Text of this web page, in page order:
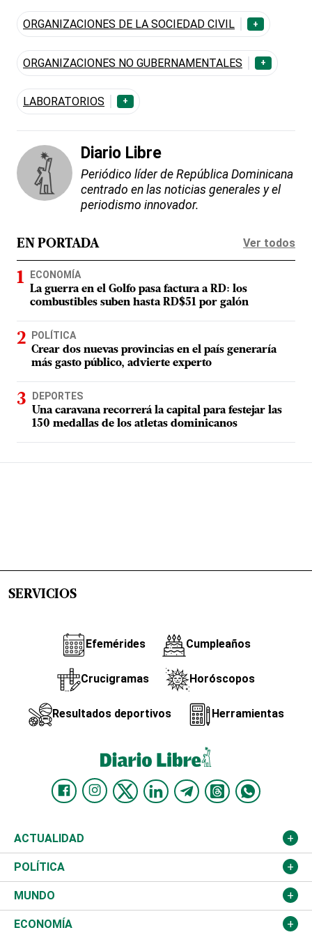
ORGANIZACIONES DE LA SOCIEDAD CIVIL +
ORGANIZACIONES NO GUBERNAMENTALES +
LABORATORIOS +
Diario Libre
Periódico líder de República Dominicana
centrado en las noticias generales y el
periodismo innovador.
EN PORTADA Ver todos
ECONOMÍA
La guerra en el Golfo pasa factura a RD: los
combustibles suben hasta RD$51 por galón
POLÍTICA
Crear dos nuevas provincias en el país generaría
más gasto público, advierte experto
DEPORTES
Una caravana recorrerá la capital para festejar las
150 medallas de los atletas dominicanos
SERVICIOS
Efemérides Cumpleaños
Crucigramas Horóscopos
Resultados deportivos Herramientas
ACTUALIDAD
Nacional
Ciudad
Educación
POLÍTICA
Partidos
JCE
MUNDO
Estados Unidos
ECONOMÍA